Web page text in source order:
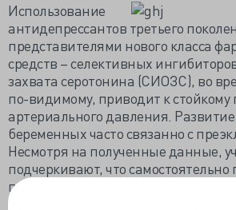
Использование
антидепрессантов третьего
представителями нового класса
средств – селективных
захвата серотонина (СИОЗС), во
по-видимому, приводит к
артериального давления.
беременных часто связанно с
Несмотря на полученные данные,
подчеркивают, что
прием препаратов не следует.